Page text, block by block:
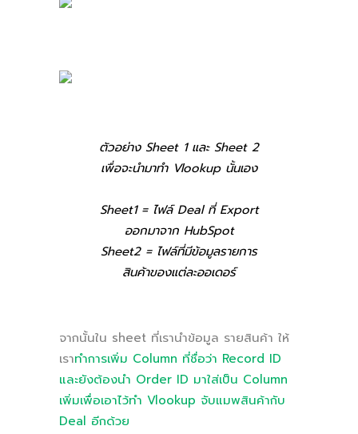
ตัวอย่าง Sheet 1 และ Sheet 2
เพื่อจะนำมาทำ Vlookup นั้นเอง
Sheet1 = ไฟล์ Deal ที่ Export
ออกมาจาก HubSpot
Sheet2 = ไฟล์ที่มีข้อมูลรายการ
สินค้าของแต่ละออเดอร์
จากนั้นใน sheet ที่เรานำข้อมูล รายสินค้า ให้
เราทำการเพิ่ม Column ที่ชื่อว่า Record ID
และยังต้องนำ Order ID มาใส่เป็น Column
เพิ่มเพื่อเอาไว้ทำ Vlookup จับแมพสินค้ากับ
Deal อีกด้วย